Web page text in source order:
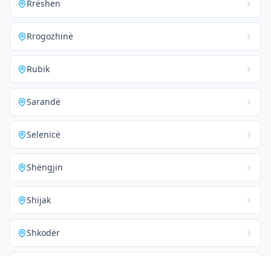
Rrëshen
Rrogozhinë
Rubik
Sarandë
Selenicë
Shëngjin
Shijak
Shkodër